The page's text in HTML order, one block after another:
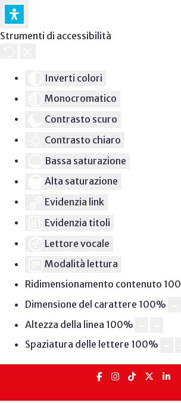
Strumenti di accessibilità
Inverti colori
Monocromatico
Contrasto scuro
Contrasto chiaro
Bassa saturazione
Alta saturazione
Evidenzia link
Evidenzia titoli
Lettore vocale
Modalità lettura
Ridimensionamento contenuto 100
Dimensione del carattere 100%
Altezza della linea 100%
Spaziatura delle lettere 100%